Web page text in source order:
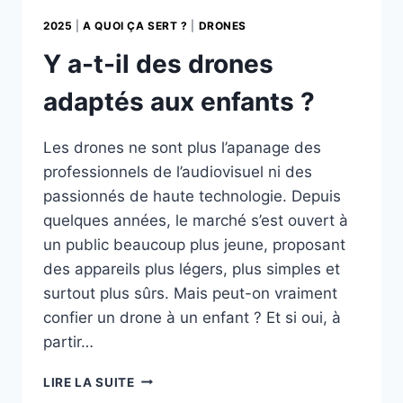
2025 |A QUOI ÇA SERT ? DRONES
Y a-t-il des drones
adaptés aux enfants ?
Les drones ne sont plus l’apanage des
professionnels de l’audiovisuel ni des
passionnés de haute technologie. Depuis
quelques années, le marché s’est ouvert à
un public beaucoup plus jeune, proposant
des appareils plus légers, plus simples et
surtout plus sûrs. Mais peut-on vraiment
confier un drone à un enfant ? Et si oui, à
partir…
LIRE LA SUITEY